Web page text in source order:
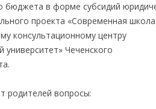
бюджета в форме субсидий
проекта «Современная
консультационному центру
Чеченского
родителей вопросы: